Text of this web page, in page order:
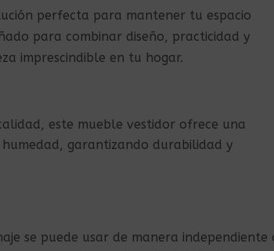
perfecta para mantener tu espacio
para combinar diseño, practicidad y
imprescindible en tu hogar.
este mueble vestidor ofrece una
garantizando durabilidad y
se puede usar de manera independiente